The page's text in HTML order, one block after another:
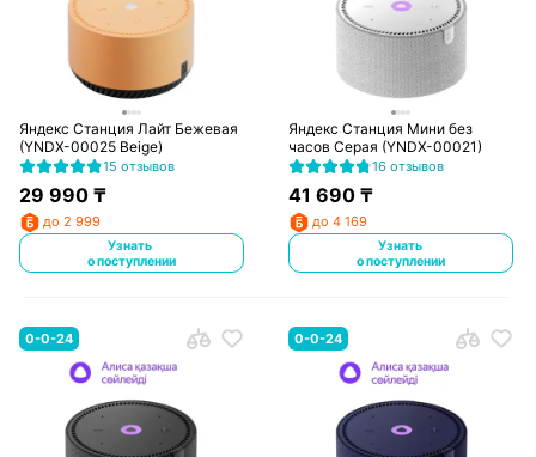
Яндекс Станция Лайт Бежевая
(YNDX-00025 Beige)
15 отзывов
29 990₸
до 2 999
Узнать
о поступлении
Яндекс Станция Мини без
часов Серая (YNDX-00021)
16 отзывов
41 690 ₸
до 4 169
Узнать
о поступлении
0-0-24 0-0-24